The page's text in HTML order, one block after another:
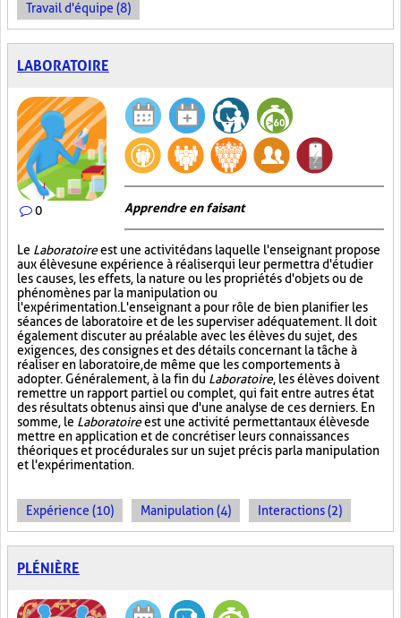
Travail d'équipe (8)
LABORATOIRE
0 Apprendre en faisant
Le Laboratoireest une activité dans laquelle l'enseignant propose
aux élèves une expérience à réaliser qui leur permettra d'étudier
les causes, les effets, la nature ou les propriétés d'objets ou de
phénomènes par la manipulation ou
l'expérimentation. L'enseignant a pour rôle de bien planifier les
séances de laboratoire et de les superviser adéquatement. Il doit
également discuter au préalable avec les élèves du sujet, des
exigences, des consignes et des détails concernant la tâche à
réaliser en laboratoire, de même que les comportements à
adopter. Généralement, à la fin du Laboratoire, les élèves doivent
remettre un rapport partiel ou complet, qui fait entre autres état
des résultats obtenus ainsi que d'une analyse de ces derniers. En
somme, le Laboratoireest une activité permettant aux élèves de
mettre en application et de concrétiser leurs connaissances
théoriques et procédurales sur un sujet précis par la manipulation
et l'expérimentation.
Expérience (10) Manipulation (4) Interactions (2)
PLÉNIÈRE